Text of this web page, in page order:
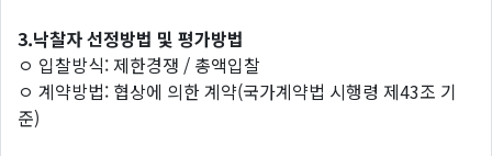
3.낙찰자 선정방법 및 평가방법
ㅇ 입찰방식: 제한경쟁 / 총액입찰
ㅇ 계약방법: 협상에 의한 계약(국가계약법 시행령 제43조 기
준)